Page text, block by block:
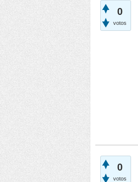
0
votos
0
votos